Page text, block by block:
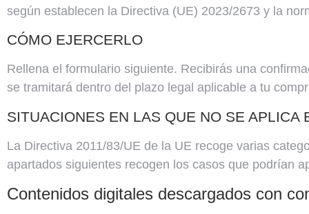
según establecen la Directiva (UE) 2023/2673 y la
CÓMO EJERCERLO
Rellena el formulario siguiente. Recibirás una
se tramitará dentro del plazo legal aplicable a tu
SITUACIONES EN LAS QUE NO SE APLICA
La Directiva 2011/83/UE de la UE recoge varias
apartados siguientes recogen los casos que podrían
Contenidos digitales descargados con